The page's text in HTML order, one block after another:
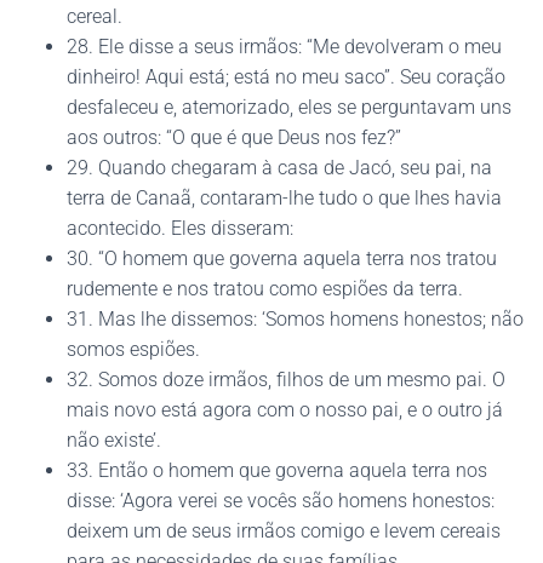
cereal.
28. Ele disse a seus irmãos: “Me devolveram o meu
dinheiro! Aqui está; está no meu saco”. Seu coração
desfaleceu e, atemorizado, eles se perguntavam uns
aos outros: “O que é que Deus nos fez?”
29. Quando chegaram à casa de Jacó, seu pai, na
terra de Canaã, contaram-lhe tudo o que lhes havia
acontecido. Eles disseram:
30. “O homem que governa aquela terra nos tratou
rudemente e nos tratou como espiões da terra.
31. Mas lhe dissemos: ‘Somos homens honestos; não
somos espiões.
32. Somos doze irmãos, filhos de um mesmo pai. O
mais novo está agora com o nosso pai, e o outro já
não existe’.
33. Então o homem que governa aquela terra nos
disse: ‘Agora verei se vocês são homens honestos:
deixem um de seus irmãos comigo e levem cereais